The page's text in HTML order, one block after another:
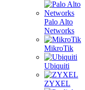
Palo Alto
Networks
MikroTik
Ubiquiti
ZYXEL